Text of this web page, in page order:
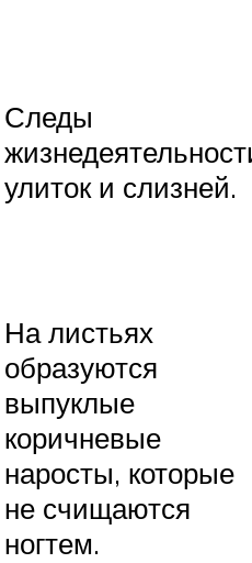
Следы
улиток и слизней.
На листьях
образуются
выпуклые
коричневые
наросты, которые
не счищаются
ногтем.